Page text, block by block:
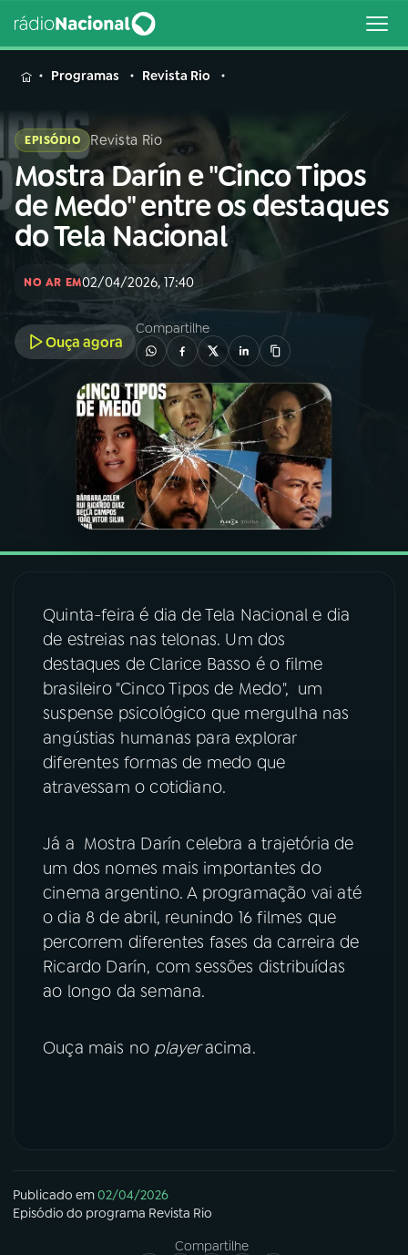
MENU
Buscar
na
Rádio
Nacional
Buscar
AO VIVO
A RÁDIO
PROGRAMAÇÃO
PROGRAMAS
VIDEOCASTS
07ÚLTIMAS
FESTIVAL DE MÚSICA
YouTube Facebook
Instagram X
TikTok
Programas Revista Rio
EPISÓDIO Revista Rio
Mostra Darín e "Cinco Tipos
de Medo" entre os destaques
do Tela Nacional
NO AR EM02/04/2026, 17:40
Ouça agora
Compartilhe
Quinta-feira é dia de Tela Nacional e dia
de estreias nas telonas. Um dos
destaques de Clarice Basso é o filme
brasileiro "Cinco Tipos de Medo", um
suspense psicológico que mergulha nas
angústias humanas para explorar
diferentes formas de medo que
atravessam o cotidiano.
Já a Mostra Darín celebra a trajetória de
um dos nomes mais importantes do
cinema argentino. A programação vai até
o dia 8 de abril, reunindo 16 filmes que
percorrem diferentes fases da carreira de
Ricardo Darín, com sessões distribuídas
ao longo da semana.
Ouça mais no playeracima.
Publicado em02/04/2026
Episódio do programa Revista Rio
Compartilhe